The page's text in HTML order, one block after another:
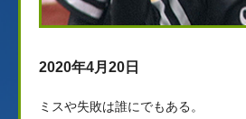
2020年4月20日
ミスや失敗は誰にでもある。